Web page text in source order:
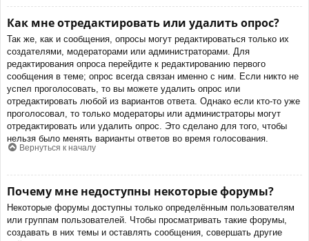
Как мне отредактировать или удалить опрос?
Так же, как и сообщения, опросы могут редактироваться только их
создателями, модераторами или администраторами. Для
редактирования опроса перейдите к редактированию первого
сообщения в теме; опрос всегда связан именно с ним. Если никто не
успел проголосовать, то вы можете удалить опрос или
отредактировать любой из вариантов ответа. Однако если кто-то уже
проголосовал, то только модераторы или администраторы могут
отредактировать или удалить опрос. Это сделано для того, чтобы
нельзя было менять варианты ответов во время голосования.
Вернуться к началу
Почему мне недоступны некоторые форумы?
Некоторые форумы доступны только определённым пользователям
или группам пользователей. Чтобы просматривать такие форумы,
создавать в них темы и оставлять сообщения, совершать другие